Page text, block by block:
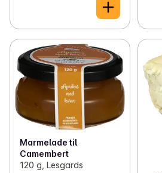
Marmelade til
Camembert
120 g, Lesgards